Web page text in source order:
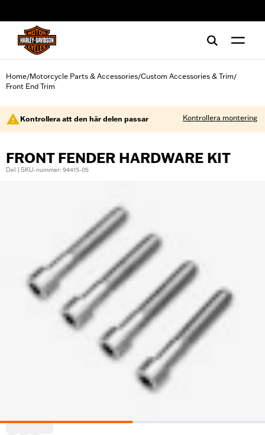
Home/Motorcycle Parts & Accessories/Custom Accessories & Trim/
Front End Trim
Kontrollera att den här delen passar Kontrollera montering
FRONT FENDER HARDWARE KIT
Del | SKU-nummer: 94415-05